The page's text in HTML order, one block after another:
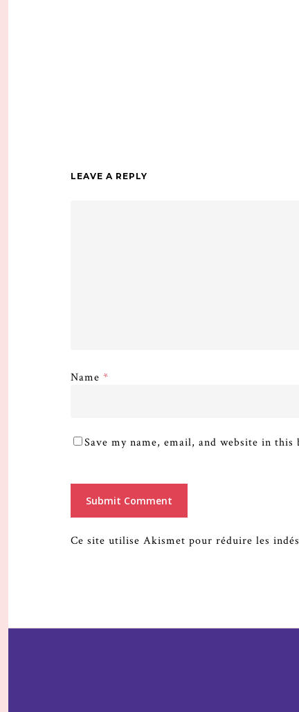
LEAVE A REPLY
Name *
Save my name, email, and website in
Ce site utilise Akismet pour réduire les